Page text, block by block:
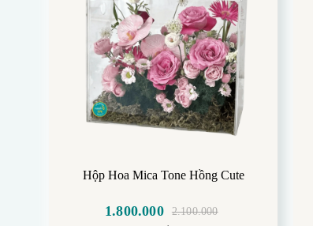
Hộp Hoa Mica Tone Hồng Cute
2.100.000
Giá
1.800.000
Giá